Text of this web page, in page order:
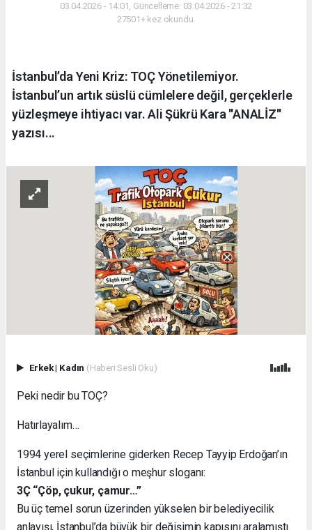
03.04.2026 - 14:01, Güncelleme: 03.04.2026 - 21:32
27501+ kez okundu.
İstanbul’da Yeni Kriz: TOÇ Yönetilemiyor.
İstanbul’un artık süslü cümlelere değil, gerçeklerle
yüzleşmeye ihtiyacı var. Ali Şükrü Kara ''ANALİZ''
yazısı...
Erkek| Kadın (Haberi Sesli Oku)
Peki nedir bu TOÇ?
Hatırlayalım…
1994 yerel seçimlerine giderken Recep Tayyip Erdoğan’ın
İstanbul için kullandığı o meşhur sloganı:
3Ç “Çöp, çukur, çamur…”
Bu üç temel sorun üzerinden yükselen bir belediyecilik
anlayışı, İstanbul’da büyük bir değişimin kapısını aralamıştı.